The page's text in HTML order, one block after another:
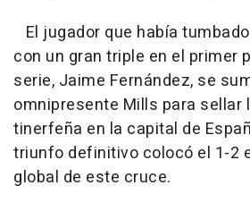
El jugador que había
con un gran triple en el primer
serie, Jaime Fernández, se
omnipresente Mills para sellar
tinerfeña en la capital de
triunfo definitivo colocó el 1-2
global de este cruce.